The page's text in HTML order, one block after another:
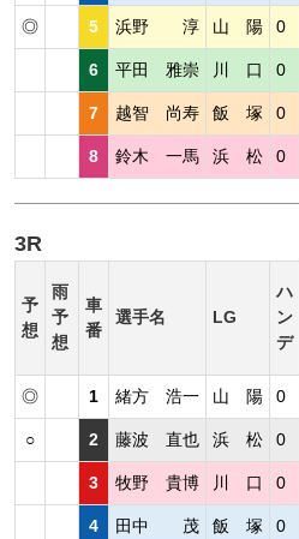
◎ 5 浜野 淳 山 陽 0
6 平田 雅崇 川 口 0
7 越智 尚寿 飯 塚 0
8 鈴木 一馬 浜 松 0
3R
予
想
雨
予
想
車
番
選手名 LG
ハ
ン
デ
◎ 1 緒方 浩一 山 陽 0
○ 2 藤波 直也 浜 松 0
3 牧野 貴博 川 口 0
4 田中 茂 飯 塚 0